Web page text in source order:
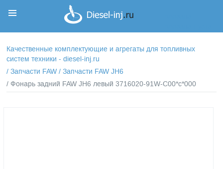
Качественные комплектующие и агрегаты для топливных
систем техники - diesel-inj.ru
/Запчасти FAW /Запчасти FAW JH6
/ Фонарь задний FAW JH6 левый 3716020-91W-C00*c*000